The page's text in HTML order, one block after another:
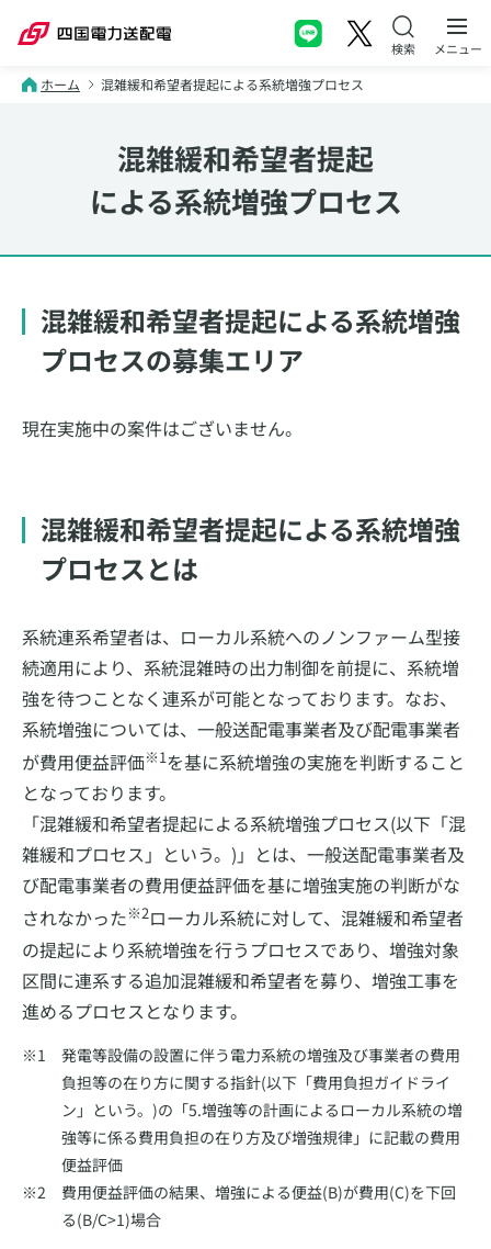
メニュー
ホーム 混雑緩和希望者提起による系統増強プロセス
混雑緩和希望者提起
による系統増強プロセス
混雑緩和希望者提起による系統増強
プロセスの募集エリア
現在実施中の案件はございません。
混雑緩和希望者提起による系統増強
プロセスとは
系統連系希望者は、ローカル系統へのノンファーム型接
続適用により、系統混雑時の出力制御を前提に、系統増
強を待つことなく連系が可能となっております。なお、
系統増強については、一般送配電事業者及び配電事業者
が費用便益評価※1を基に系統増強の実施を判断すること
となっております。
「混雑緩和希望者提起による系統増強プロセス(以下「混
雑緩和プロセス」という。)」とは、一般送配電事業者及
び配電事業者の費用便益評価を基に増強実施の判断がな
されなかった※2ローカル系統に対して、混雑緩和希望者
の提起により系統増強を行うプロセスであり、増強対象
区間に連系する追加混雑緩和希望者を募り、増強工事を
進めるプロセスとなります。
発電等設備の設置に伴う電力系統の増強及び事業者の費用
負担等の在り方に関する指針(以下「費用負担ガイドライ
ン」という。)の「5.増強等の計画によるローカル系統の増
強等に係る費用負担の在り方及び増強規律」に記載の費用
便益評価
費用便益評価の結果、増強による便益(B)が費用(C)を下回
る(B/C>1)場合